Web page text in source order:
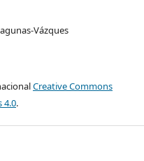
Vázques
Creative Commons
4.0.